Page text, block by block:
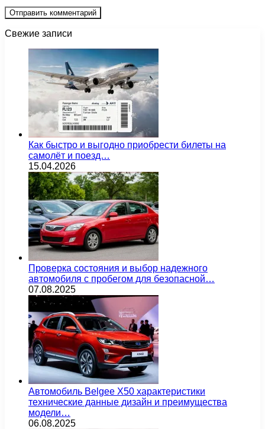
Свежие записи
Как быстро и выгодно приобрести билеты на
самолёт и поезд…
15.04.2026
Проверка состояния и выбор надежного
автомобиля с пробегом для безопасной…
07.08.2025
Автомобиль Belgee X50 характеристики
технические данные дизайн и преимущества
модели…
06.08.2025